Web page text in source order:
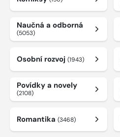
Naučná a odborná
(5053)
Osobní rozvoj (1943)
Povídky a novely
(2108)
Romantika (3468)